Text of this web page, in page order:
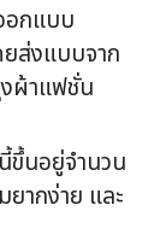
อกแบบ
ยส่งแบบจาก
ผ้าแฟชั่น
ขึ้นอยู่จำนวน
ากง่าย และ